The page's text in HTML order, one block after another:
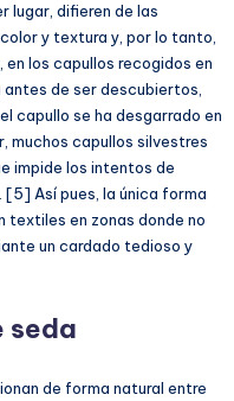
lugar, difieren de las
y textura y, por lo tanto,
en los capullos recogidos en
de ser descubiertos,
capullo se ha desgarrado en
muchos capullos silvestres
impide los intentos de
[5] Así pues, la única forma
textiles en zonas donde no
un cardado tedioso y
seda
de forma natural entre